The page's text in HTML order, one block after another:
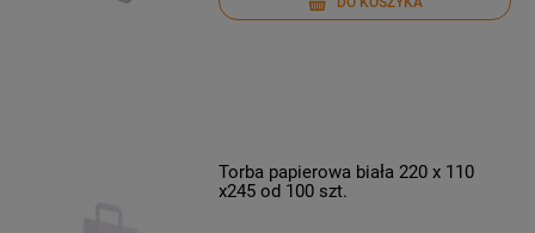
Torba papierowa biała 220 x 110
x245 od 100 szt.